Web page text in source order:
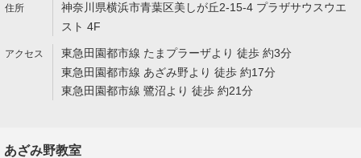
神奈川県横浜市青葉区美しが丘2-15-4 プラザサウスウエ
スト 4F
東急田園都市線 たまプラーザより 徒歩 約3分
東急田園都市線 あざみ野より 徒歩 約17分
東急田園都市線 鷺沼より 徒歩 約21分
あざみ野教室